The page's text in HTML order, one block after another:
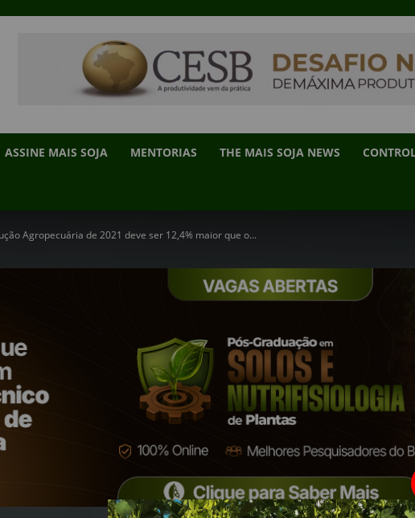
ASSINE MAIS SOJA MENTORIAS THE MAIS SOJA NEWS
Agropecuária de 2021 deve ser 12,4% maior que o...